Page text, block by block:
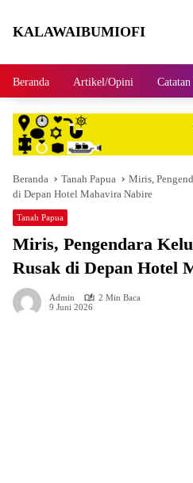
KALAWAIBUMIOFI
Beranda Artikel/Opini
Beranda Tanah Papua
Miris,
di Depan Hotel Mahavira Nabire
Tanah Papua
Miris, Pengendara
Rusak di Depan Hotel
Admin
2 Min Baca
9 Juni 2026